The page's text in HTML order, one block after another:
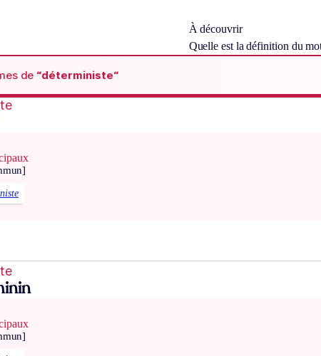
À découvrir
Quelle est la définition du
de “déterministe“